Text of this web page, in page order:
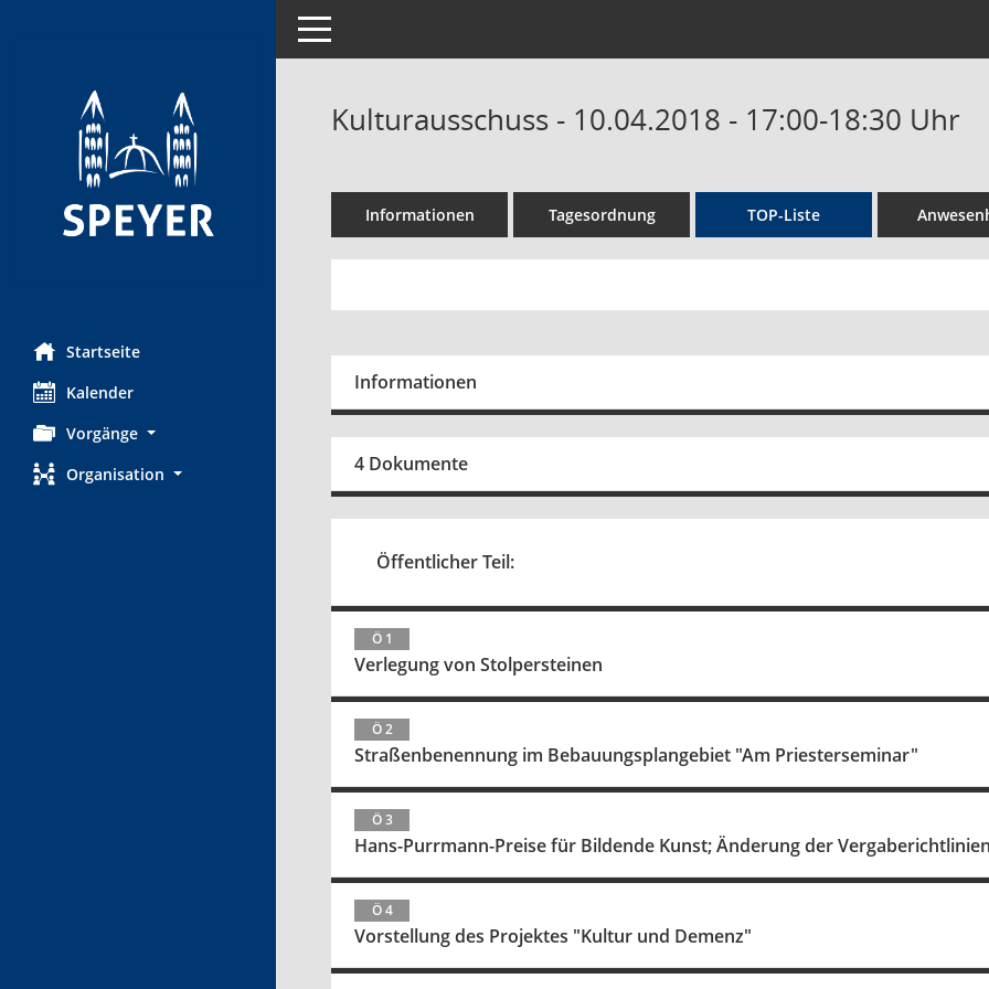
Startseite
Kalender
Vorgänge
Organisation
Toggle navigation
Kulturausschuss - 10.04.2018 - 17:00-18:30 Uhr
Informationen Tagesordnung TOP-Liste
Informationen
4 Dokumente
Öffentlicher Teil:
Ö 1
Verlegung von Stolpersteinen
Ö 2
Straßenbenennung im Bebauungsplangebiet "Am Priesterseminar"
Ö 3
Hans-Purrmann-Preise für Bildende Kunst; Änderung der Vergaberichtlinien
Ö 4
Vorstellung des Projektes "Kultur und Demenz"